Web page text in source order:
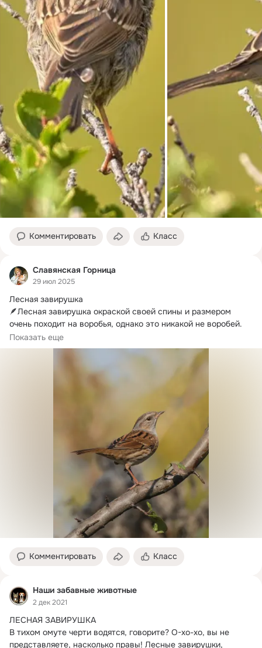
Комментировать Класс
Славянская Горница
29 июл 2025
Лесная завирушка
🪶Лесная завирушка окраской своей спины и размером
очень походит на воробья, однако это никакой не воробей.
Относится она к семейству завирушковых (Prunellidae)
Показать еще
Комментировать Класс
Наши забавные животные
2 дек 2021
ЛЕСНАЯ ЗАВИРУШКА
В тихом омуте черти водятся, говорите? О-хо-хо, вы не
представляете, насколько правы! Лесные завирушки,